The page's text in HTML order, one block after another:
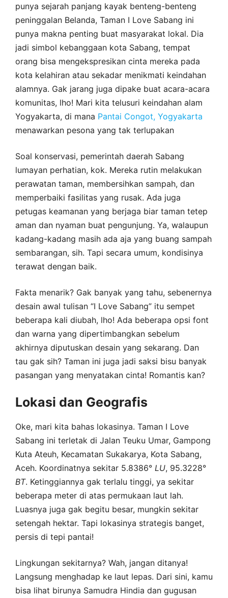
punya sejarah panjang kayak benteng-benteng
peninggalan Belanda, Taman I Love Sabang ini
punya makna penting buat masyarakat lokal. Dia
jadi simbol kebanggaan kota Sabang, tempat
orang bisa mengekspresikan cinta mereka pada
kota kelahiran atau sekadar menikmati keindahan
alamnya. Gak jarang juga dipake buat acara-acara
komunitas, lho! Mari kita telusuri keindahan alam
Yogyakarta, di mana Pantai Congot, Yogyakarta
menawarkan pesona yang tak terlupakan
Soal konservasi, pemerintah daerah Sabang
lumayan perhatian, kok. Mereka rutin melakukan
perawatan taman, membersihkan sampah, dan
memperbaiki fasilitas yang rusak. Ada juga
petugas keamanan yang berjaga biar taman tetep
aman dan nyaman buat pengunjung. Ya, walaupun
kadang-kadang masih ada aja yang buang sampah
sembarangan, sih. Tapi secara umum, kondisinya
terawat dengan baik.
Fakta menarik? Gak banyak yang tahu, sebenernya
desain awal tulisan “I Love Sabang” itu sempet
beberapa kali diubah, lho! Ada beberapa opsi font
dan warna yang dipertimbangkan sebelum
akhirnya diputuskan desain yang sekarang. Dan
tau gak sih? Taman ini juga jadi saksi bisu banyak
pasangan yang menyatakan cinta! Romantis kan?
Lokasi dan Geografis
Oke, mari kita bahas lokasinya. Taman I Love
Sabang ini terletak di Jalan Teuku Umar, Gampong
Kuta Ateuh, Kecamatan Sukakarya, Kota Sabang,
Aceh. Koordinatnya sekitar 5.8386° LU, 95.3228°
BT. Ketinggiannya gak terlalu tinggi, ya sekitar
beberapa meter di atas permukaan laut lah.
Luasnya juga gak begitu besar, mungkin sekitar
setengah hektar. Tapi lokasinya strategis banget,
persis di tepi pantai!
Lingkungan sekitarnya? Wah, jangan ditanya!
Langsung menghadap ke laut lepas. Dari sini, kamu
bisa lihat birunya Samudra Hindia dan gugusan